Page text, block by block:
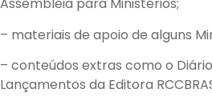
Assembleia para Ministérios;
– materiais de apoio de alguns
– conteúdos extras como o
Lançamentos da Editora